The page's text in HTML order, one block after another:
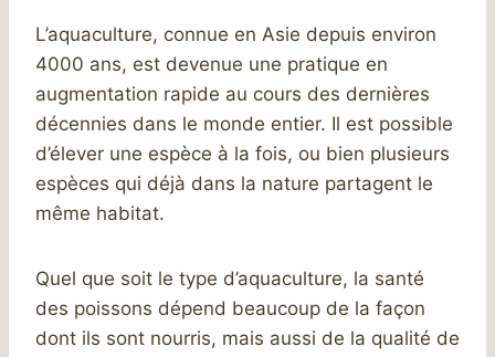
L’aquaculture, connue en Asie depuis environ
4000 ans, est devenue une pratique en
augmentation rapide au cours des dernières
décennies dans le monde entier. Il est possible
d’élever une espèce à la fois, ou bien plusieurs
espèces qui déjà dans la nature partagent le
même habitat.
Quel que soit le type d’aquaculture, la santé
des poissons dépend beaucoup de la façon
dont ils sont nourris, mais aussi de la qualité de